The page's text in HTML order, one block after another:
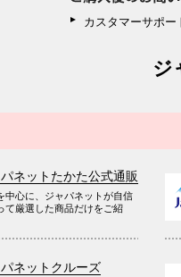
カスタマーサポー
ジ
ネットたかた公式通販
中心に、ジャパネットが自信
て厳選した商品だけをご紹
ネットクルーズ